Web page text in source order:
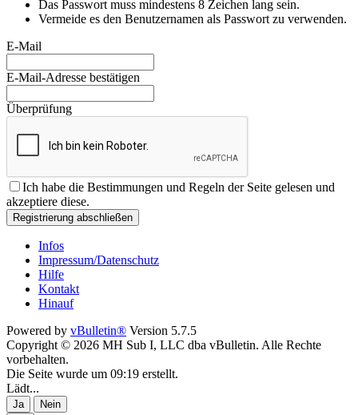
Das Passwort muss mindestens 8 Zeichen lang sein.
Vermeide es den Benutzernamen als Passwort zu verwenden.
E-Mail
E-Mail-Adresse bestätigen
Überprüfung
Ich habe die Bestimmungen und Regeln der Seite gelesen und
akzeptiere diese.
Registrierung abschließen
Infos
Impressum/Datenschutz
Hilfe
Kontakt
Hinauf
Powered by vBulletin® Version 5.7.5
Copyright © 2026 MH Sub I, LLC dba vBulletin. Alle Rechte
vorbehalten.
Die Seite wurde um 09:19 erstellt.
Lädt...
Ja Nein